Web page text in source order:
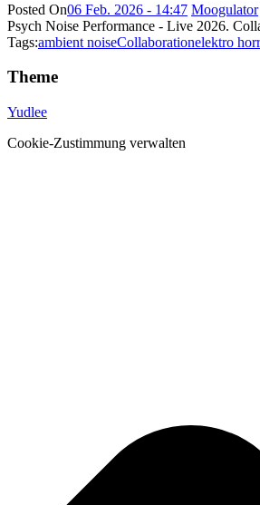
Posted On06 Feb. 2026 - 14:47 Moogulator
Psych Noise Performance - Live 2026.
Tags:ambient noiseCollaborationelektro
Theme
Yudlee
Cookie-Zustimmung verwalten